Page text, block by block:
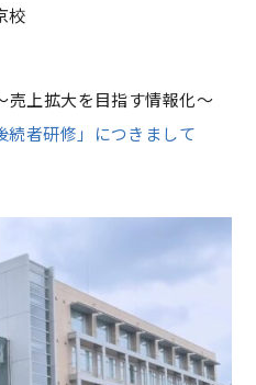
校
上拡大を目指す情報化～
続者研修」につきまして